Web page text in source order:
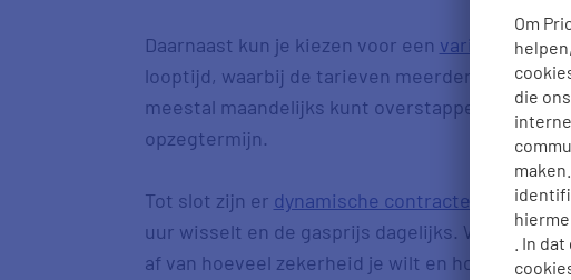
Om
die
. In
Daarnaast kun je kiezen voor een variabel
looptijd, waarbij de tarieven meerdere keren
meestal maandelijks kunt overstappen, mits je
opzegtermijn.
Tot slot zijn er dynamische contracten , waarbij
uur wisselt en de gasprijs dagelijks. Welk
af van hoeveel zekerheid je wilt en hoe actief je